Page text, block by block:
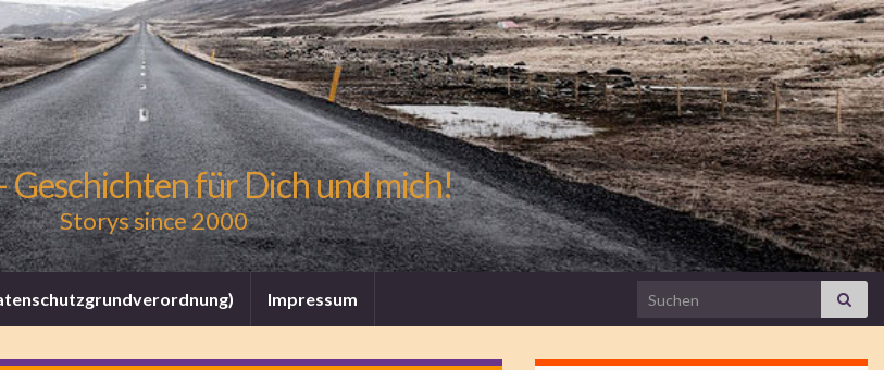
Geschichten für Dich und mich!
Storys since 2000
Impressum Search for: